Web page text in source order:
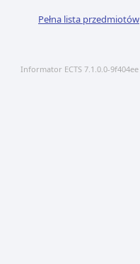
Pełna lista przedmiotów
Informator ECTS 7.1.0.0-9f404ee